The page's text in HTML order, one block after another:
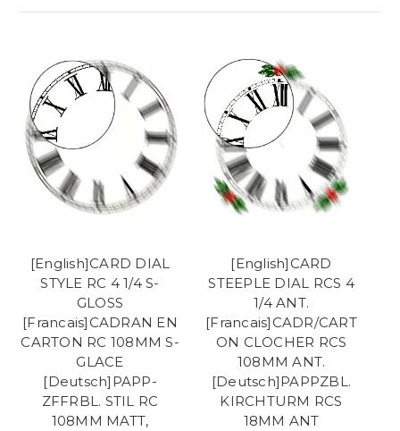
[English]CARD DIAL
STYLE RC 4 1/4 S-
GLOSS
[Francais]CADRAN EN
CARTON RC 108MM S-
GLACE
[Deutsch]PAPP-
ZFFRBL. STIL RC
108MM MATT,
[English]CARD
STEEPLE DIAL RCS 4
1/4 ANT.
[Francais]CADR/CART
ON CLOCHER RCS
108MM ANT.
[Deutsch]PAPPZBL.
KIRCHTURM RCS
18MM ANT